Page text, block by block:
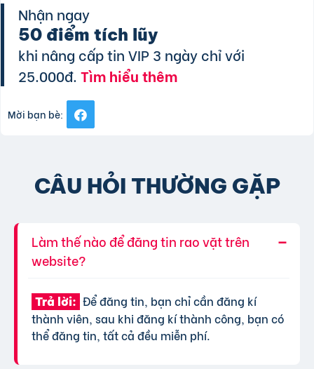
Nhận ngay
50 điểm tích lũy
khi nâng cấp tin VIP 3 ngày chỉ với
25.000đ.Tìm hiểu thêm
Mời bạn bè:
CÂU HỎI THƯỜNG GẶP
Làm thế nào để đăng tin rao vặt trên
website?
Trả lời: Để đăng tin, bạn chỉ cần đăng kí
thành viên, sau khi đăng kí thành công, bạn có
thể đăng tin, tất cả đều miễn phí.